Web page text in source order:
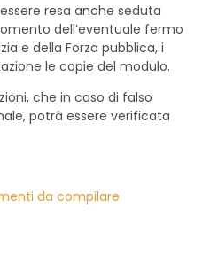
resa anche seduta
dell’eventuale fermo
e della Forza pubblica, i
le copie del modulo.
che in caso di falso
potrà essere verificata
da compilare